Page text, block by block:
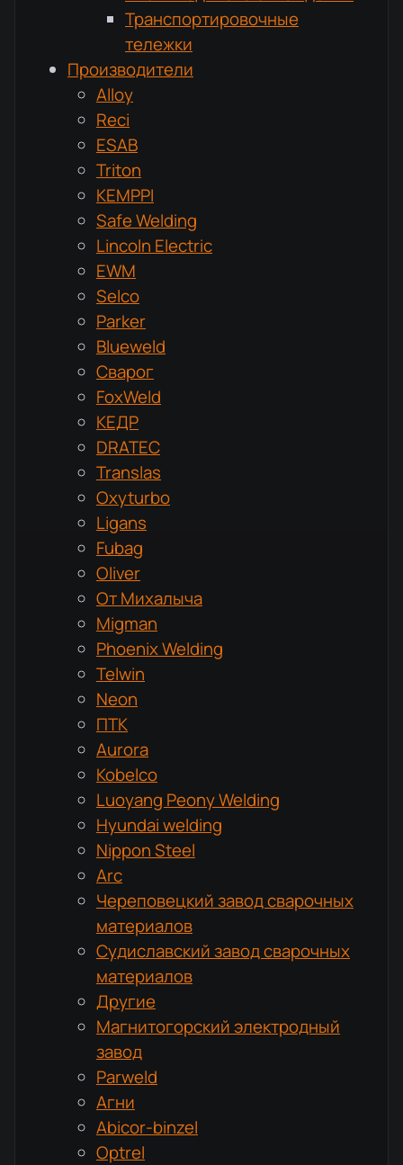
Транспортировочные
тележки
Производители
Alloy
Reci
ESAB
Triton
KEMPPI
Safe Welding
Lincoln Electric
EWM
Selco
Parker
Blueweld
Сварог
FoxWeld
КЕДР
DRATEC
Translas
Oxyturbo
Ligans
Fubag
Oliver
От Михалыча
Migman
Phoenix Welding
Telwin
Neon
ПТК
Aurora
Kobelco
Luoyang Peony Welding
Hyundai welding
Nippon Steel
Arc
Череповецкий завод сварочных
материалов
Судиславский завод сварочных
материалов
Другие
Магнитогорский электродный
завод
Parweld
Агни
Abicor-binzel
Optrel